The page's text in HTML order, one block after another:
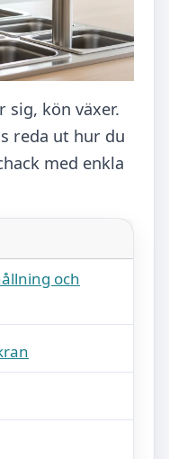
sig, kön växer.
reda ut hur du
med enkla
och